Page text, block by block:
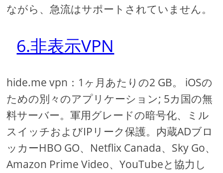
ながら、急流はサポートされていません。
6.非表示VPN
hide.me vpn：1ヶ月あたりの2 GB。 iOSの
ための別々のアプリケーション; 5カ国の無
料サーバー。軍用グレードの暗号化、ミル
スイッチおよびIPリーク保護。内蔵ADブロ
ッカーHBO GO、Netflix Canada、Sky Go、
Amazon Prime Video、YouTubeと協力し